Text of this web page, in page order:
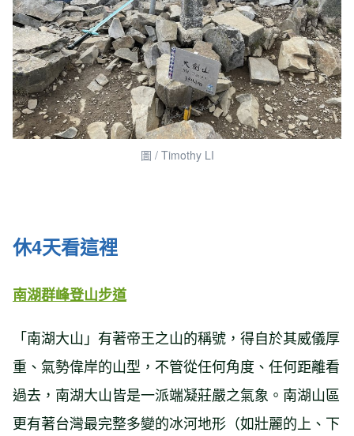
圖 / Timothy LI
休4天看這裡
南湖群峰登山步道
「南湖大山」有著帝王之山的稱號，得自於其威儀厚
重、氣勢偉岸的山型，不管從任何角度、任何距離看
過去，南湖大山皆是一派端凝莊嚴之氣象。南湖山區
更有著台灣最完整多變的冰河地形（如壯麗的上、下